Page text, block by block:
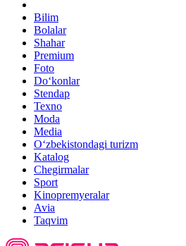
Bilim
Bolalar
Shahar
Premium
Foto
Do‘konlar
Stendap
Texno
Moda
Media
O‘zbekistondagi turizm
Katalog
Chegirmalar
Sport
Kinopremyeralar
Avia
Taqvim